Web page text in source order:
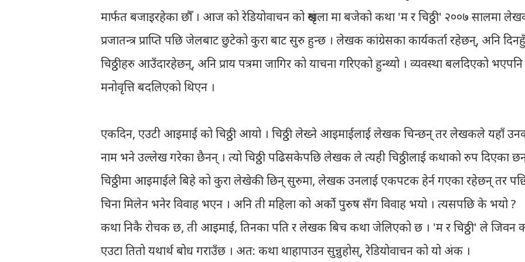
मार्फत बजाइरहेका छौँ । आज को रेडियोवाचन को श्रृंखला मा बजेको कथा 'म र चिठ्ठी' २००७ सालमा
प्रजातन्त्र प्राप्ति पछि जेलबाट छुटेको कुरा बाट सुरु हुन्छ । लेखक कांग्रेसका कार्यकर्ता रहेछन्, अनि दिनहुँ
चिठ्ठीहरु आउँदारहेछन्, अनि प्राय पत्रमा जागिर को याचना गरिएको हुन्थ्यो । व्यवस्था बलदिएको भएपनि
मनोवृत्ति बदलिएको थिएन ।
एकदिन, एउटी आइमाई को चिठ्ठी आयो । चिठ्ठी लेख्ने आइमाईलाई लेखक चिन्छन् तर लेखकले यहाँ
नाम भने उल्लेख गरेका छैनन् । त्यो चिठ्ठी पढिसकेपछि लेखक ले त्यही चिठ्ठीलाई कथाको रुप दिएका
चिठ्ठीमा आइमाईले बिहे को कुरा लेखेकी छिन् सुरुमा, लेखक उनलाई एकपटक हेर्न गएका रहेछन् तर
चिना मिलेन भनेर विवाह भएन । अनि ती महिला को अर्को पुरुष सँग विवाह भयो । त्यसपछि के भयो ?
कथा निकै रोचक छ, ती आइमाई, तिनका पति र लेखक बिच कथा जेलिएको छ । 'म र चिठ्ठी' ले जिवन
एउटा तितो यथार्थ बोध गराउँछ । अत: कथा थाहापाउन सुन्नुहोस्, रेडियोवाचन को यो अंक ।